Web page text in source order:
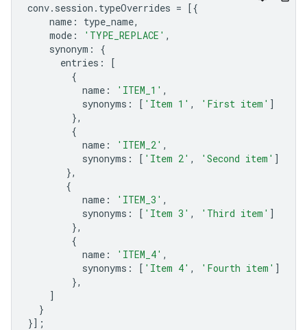
conv. session . typeOverrides = [{
name : type_name,
mode : 'TYPE_REPLACE' ,
synonym :
{
entries :
[
{
name : 'ITEM_1' ,
synonyms : [ 'Item 1' , 'First item' ]
},
{
name : 'ITEM_2' ,
synonyms : [ 'Item 2' , 'Second item' ]
},
{
name : 'ITEM_3' ,
synonyms : [ 'Item 3' , 'Third item' ]
},
{
name : 'ITEM_4' ,
synonyms : [ 'Item 4' , 'Fourth item' ]
},
]
}
}];